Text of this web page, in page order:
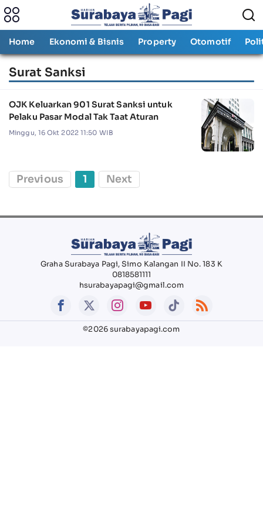
Home Ekonomi & Bisnis Property Otomotif
Surat Sanksi
OJK Keluarkan 901 Surat Sanksi untuk
Pelaku Pasar Modal Tak Taat Aturan
Minggu, 16 Okt 2022 11:50 WIB
Previous 1 Next
Graha Surabaya Pagi, Simo Kalangan II No. 183 K
0818581111
hsurabayapagi@gmail.com
©2026 surabayapagi.com